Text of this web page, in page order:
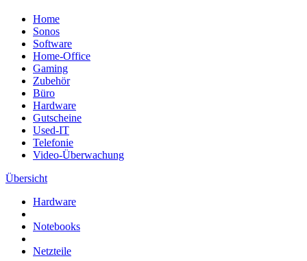
Home
Sonos
Software
Home-Office
Gaming
Zubehör
Büro
Hardware
Gutscheine
Used-IT
Telefonie
Video-Überwachung
Übersicht
Hardware
Notebooks
Netzteile